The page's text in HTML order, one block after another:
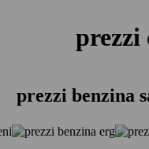
prezzi
prezzi benzina